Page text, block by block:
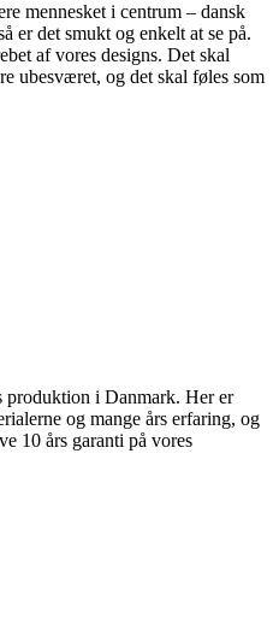
mennesket i centrum – dansk
er det smukt og enkelt at se på.
af vores designs. Det skal
ubesværet, og det skal føles som
produktion i Danmark. Her er
og mange års erfaring, og
10 års garanti på vores